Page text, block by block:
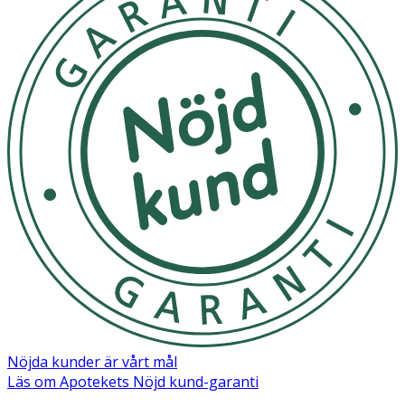
Nöjda kunder är vårt mål
Läs om Apotekets Nöjd kund-garanti